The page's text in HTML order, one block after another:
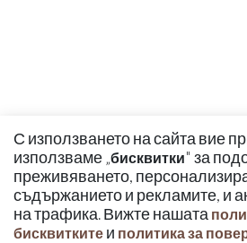
С използването на сайта вие
използваме „бисквитки" за
преживяването,
съдържанието и рекламите, и
на трафика. Вижте нашата
бисквитките и политика за